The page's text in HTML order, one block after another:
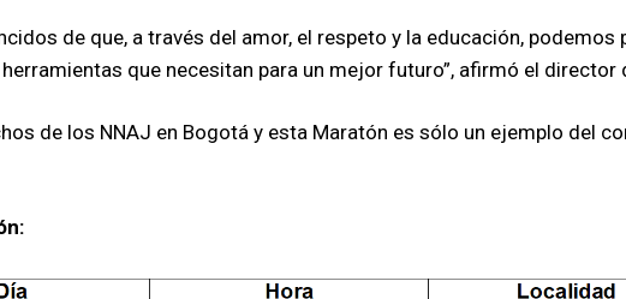
de que, a través del amor, el respeto y la educación,
que necesitan para un mejor futuro”, afirmó el director
de los NNAJ en Bogotá y esta Maratón es sólo un ejemplo del